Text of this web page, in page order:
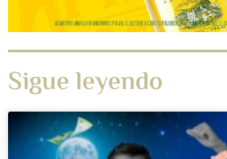
Sigue leyendo